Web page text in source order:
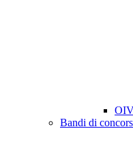
Bandi di